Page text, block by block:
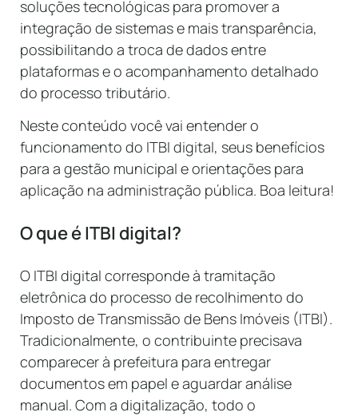
soluções tecnológicas para promover a
integração de sistemas e mais transparência,
possibilitando a troca de dados entre
plataformas e o acompanhamento detalhado
do processo tributário.
Neste conteúdo você vai entender o
funcionamento do ITBI digital, seus benefícios
para a gestão municipal e orientações para
aplicação na administração pública. Boa leitura!
O que é ITBI digital?
O ITBI digital corresponde à tramitação
eletrônica do processo de recolhimento do
Imposto de Transmissão de Bens Imóveis (ITBI).
Tradicionalmente, o contribuinte precisava
comparecer à prefeitura para entregar
documentos em papel e aguardar análise
manual. Com a digitalização, todo o